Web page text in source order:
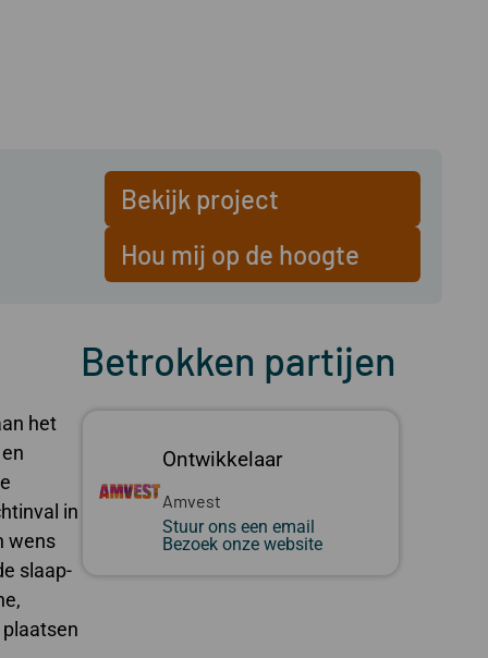
Bekijk project
Hou mij op de hoogte
het
in
wens
slaap­
Betrokken partijen
Ontwikkelaar
Amvest
Stuur ons een email
Bezoek onze website